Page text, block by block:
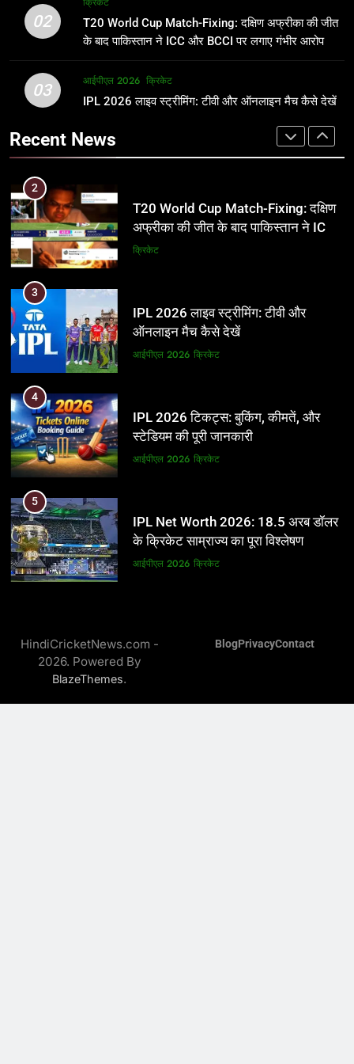
उम्र, परिवार, करियर और शादी से जुड़ी हर
जानकारी
क्रिकेट
2
T20 World Cup Match-Fixing: दक्षिण
3
IPL 2026 लाइव स्ट्रीमिंग: टीवी और
ऑनलाइन मैच कैसे देखें
आईपीएल 2026
4
IPL 2026 टिकट्स: बुकिंग, कीमतें, और
स्टेडियम की पूरी जानकारी
आईपीएल 2026 क्रिकेट
5
IPL Net Worth 2026: 18.5 अरब डॉलर
के क्रिकेट साम्राज्य का पूरा विश्लेषण
आईपीएल 2026 क्रिकेट
6
IPL टीम के मालिक: फ्रेंचाइजी के पीछे की
असली ताकत
आईपीएल 2026 क्रिकेट
विस्तृत विश्लेषण (2008-2026)
क्रिकेट
8
02
T20 World Cup Match-Fixing: दक्षिण अफ्रीका की जीत
के बाद पाकिस्तान ने ICC और BCCI पर लगाए गंभीर आरोप
03 आईपीएल 2026 क्रिकेट
IPL 2026 लाइव स्ट्रीमिंग: टीवी और ऑनलाइन मैच कैसे देखें
Recent News
फाइनल में हो सकती है महा-भिड़ंत, जानें पूरा
समीकरण
T20 वर्ल्ड कप 2026
1
अर्जुन तेंदुलकर की पत्नी सानिया चंडोक:
उम्र, परिवार, करियर और शादी से जुड़ी हर
2
T20 World Cup Match-Fixing: दक्षिण
अफ्रीका की जीत के बाद पाकिस्तान ने ICC
और BCCI पर लगाए गंभीर आरोप
क्रिकेट
3
IPL 2026 लाइव स्ट्रीमिंग: टीवी और
ऑनलाइन मैच कैसे देखें
आईपीएल 2026 क्रिकेट
4
IPL 2026 टिकट्स: बुकिंग, कीमतें, और
स्टेडियम की पूरी जानकारी
आईपीएल 2026 क्रिकेट
5
IPL Net Worth 2026: 18.5 अरब डॉलर
के क्रिकेट साम्राज्य का पूरा विश्लेषण
आईपीएल 2026 क्रिकेट
असली ताकत
आईपीएल 2026
HindiCricketNews.com -
2026. Powered By
BlazeThemes.
BlogPrivacyContact